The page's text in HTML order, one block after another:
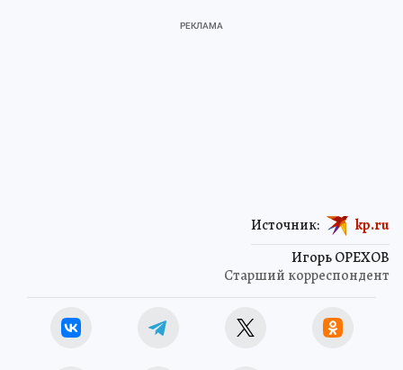
Игорь ОРЕХОВ
Старший корреспондент
Источник: kp.ru